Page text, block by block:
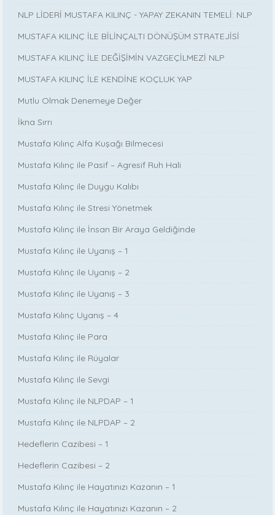
NLP LİDERİ MUSTAFA KILINÇ - YAPAY ZEKANIN TEMELİ: NLP
MUSTAFA KILINÇ İLE BİLİNÇALTI DÖNÜŞÜM STRATEJİSİ
MUSTAFA KILINÇ İLE DEĞİŞİMİN VAZGEÇİLMEZİ NLP
MUSTAFA KILINÇ İLE KENDİNE KOÇLUK YAP
Mutlu Olmak Denemeye Değer
İkna Sırrı
Mustafa Kılınç Alfa Kuşağı Bilmecesi
Mustafa Kılınç ile Pasif – Agresif Ruh Hali
Mustafa Kılınç ile Duygu Kalıbı
Mustafa Kılınç ile Stresi Yönetmek
Mustafa Kılınç ile İnsan Bir Araya Geldiğinde
Mustafa Kılınç ile Uyanış – 1
Mustafa Kılınç ile Uyanış – 2
Mustafa Kılınç ile Uyanış – 3
Mustafa Kılınç Uyanış – 4
Mustafa Kılınç ile Para
Mustafa Kılınç ile Rüyalar
Mustafa Kılınç ile Sevgi
Mustafa Kılınç ile NLPDAP – 1
Mustafa Kılınç ile NLPDAP – 2
Hedeflerin Cazibesi – 1
Hedeflerin Cazibesi – 2
Mustafa Kılınç ile Hayatınızı Kazanın – 1
Mustafa Kılınç ile Hayatınızı Kazanın – 2